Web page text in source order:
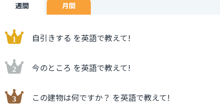
週間 月間
自引きする を英語で教えて!
今のところ を英語で教えて!
この建物は何ですか？ を英語で教えて!